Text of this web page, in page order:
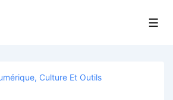
Culture Et Outils